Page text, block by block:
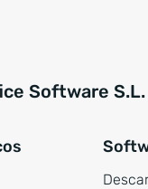
Software S.L.